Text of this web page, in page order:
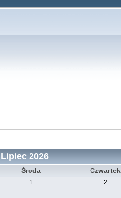
Lipiec 2026
Środa Czwartek
1 2